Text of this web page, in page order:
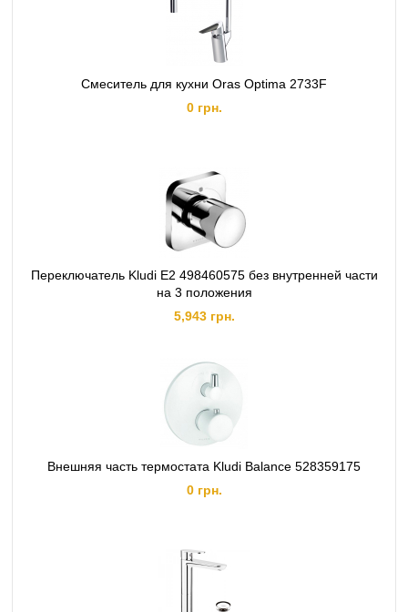
Смеситель для кухни Oras Optima 2733F
0 грн.
Переключатель Kludi E2 498460575 без внутренней части
на 3 положения
5,943 грн.
Внешняя часть термостата Kludi Balance 528359175
0 грн.